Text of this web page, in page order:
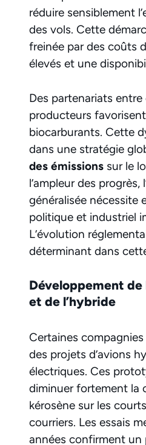
réduire sensiblement
des vols. Cette
freinée par des coûts
élevés et une
Des partenariats
producteurs
biocarburants. Cette
dans une stratégie
des émissions sur le
l’ampleur des progrès,
généralisée nécessite
politique et industriel
L’évolution
déterminant dans
Développement
et de l’hybride
Certaines
des projets d’avions
électriques. Ces
diminuer fortement la
kérosène sur les
courriers. Les essais
années confirment un